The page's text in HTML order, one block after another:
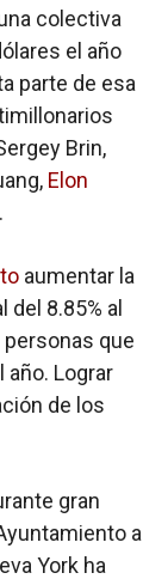
colectiva
el año
parte de esa
Brin,
Elon
.
aumentar la
8.85% al
que
año. Lograr
de los
gran
a
York ha